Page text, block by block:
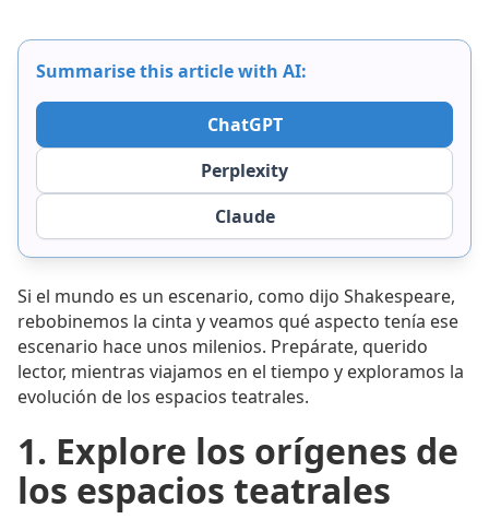
Summarise this article with AI:
ChatGPT
Perplexity
Claude
Si el mundo es un escenario, como dijo Shakespeare,
rebobinemos la cinta y veamos qué aspecto tenía ese
escenario hace unos milenios. Prepárate, querido
lector, mientras viajamos en el tiempo y exploramos la
evolución de los espacios teatrales.
1. Explore los orígenes de
los espacios teatrales